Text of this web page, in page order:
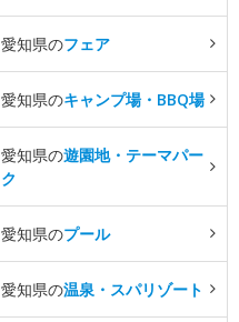
愛知県のフェア
愛知県のキャンプ場・BBQ場
愛知県の遊園地・テーマパー
ク
愛知県のプール
愛知県の温泉・スパリゾート